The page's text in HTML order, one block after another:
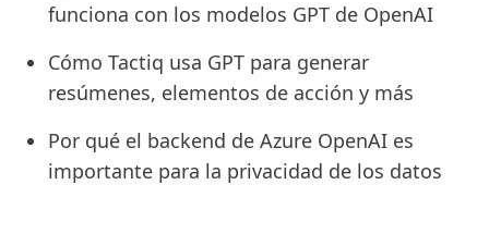
funciona con los modelos GPT de OpenAI
Cómo Tactiq usa GPT para generar
resúmenes, elementos de acción y más
Por qué el backend de Azure OpenAI es
importante para la privacidad de los datos